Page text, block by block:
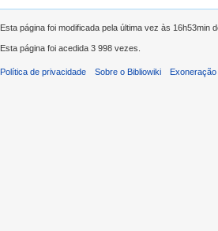
Esta página foi modificada pela última vez às 16h53min
Esta página foi acedida 3 998 vezes.
Política de privacidade Sobre o Bibliowiki